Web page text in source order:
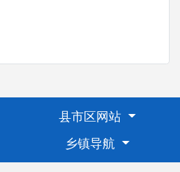
县市区网站
乡镇导航